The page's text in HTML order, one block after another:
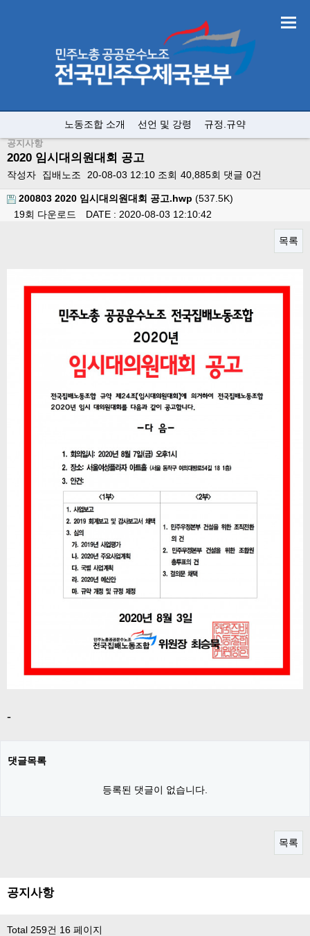
노동조합 소개 선언 및 강령 규정.규약
공지사항
2020 임시대의원대회 공고
작성자 집배노조 20-08-03 12:10 조회 40,885회 댓글 0건
200803 2020 임시대의원대회 공고.hwp (537.5K)
19회 다운로드
DATE : 2020-08-03 12:10:42
목록
-
댓글목록
등록된 댓글이 없습니다.
목록
공지사항
Total 259건 16 페이지